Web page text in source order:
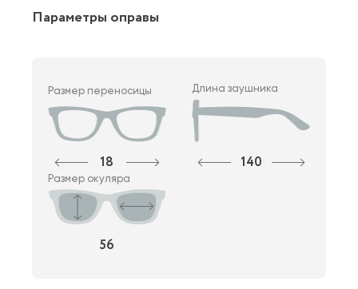
Параметры оправы
Размер переносицы
18
Длина заушника
140
Размер окуляра
56